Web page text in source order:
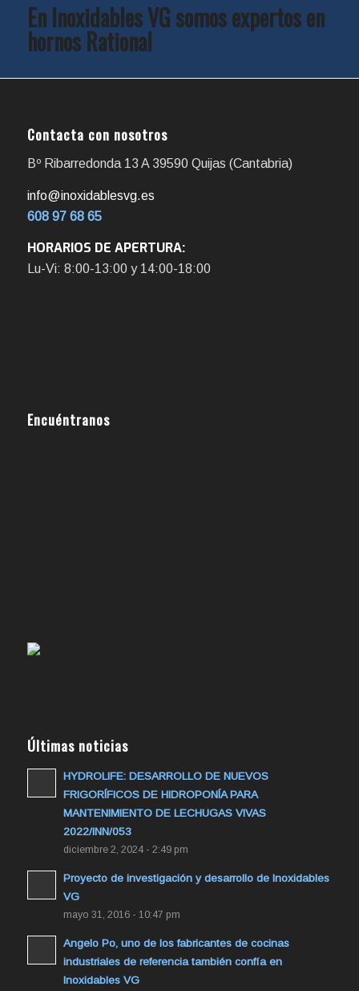
En Inoxidables VG somos expertos en
hornos Rational
Contacta con nosotros
Bº Ribarredonda 13 A 39590 Quijas (Cantabria)
info@inoxidablesvg.es
608 97 68 65
HORARIOS DE APERTURA:
Lu-Vi: 8:00-13:00 y 14:00-18:00
Encuéntranos
Últimas noticias
HYDROLIFE: DESARROLLO DE NUEVOS
FRIGORÍFICOS DE HIDROPONÍA PARA
MANTENIMIENTO DE LECHUGAS VIVAS
2022/INN/053
diciembre 2, 2024 - 2:49 pm
Proyecto de investigación y desarrollo de Inoxidables
VG
mayo 31, 2016 - 10:47 pm
Angelo Po, uno de los fabricantes de cocinas
industriales de referencia también confía en
Inoxidables VG